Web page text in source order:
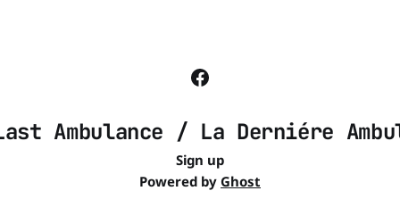
Ambulance / La Derniére
Sign up
Powered by Ghost